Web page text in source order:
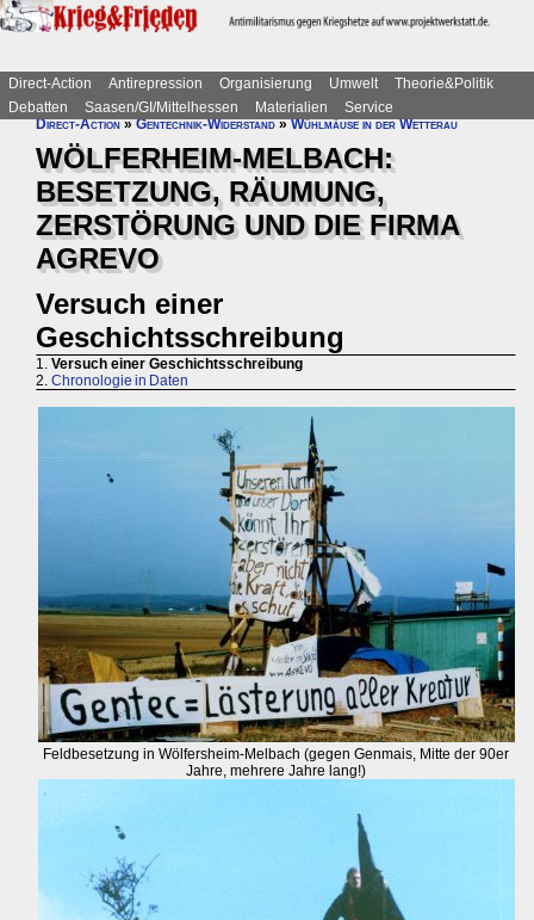
Direct-Action Antirepression Organisierung Umwelt
Theorie&Politik
Debatten
Saasen/GI/Mittelhessen Materialien
Service
Direct-Action»Gentechnik-Widerstand»Wühlmäuse in der Wetterau
WÖLFERHEIM-MELBACH:
BESETZUNG, RÄUMUNG,
ZERSTÖRUNG UND DIE FIRMA
AGREVO
Versuch einer
Geschichtsschreibung
1. Versuch einer Geschichtsschreibung
2. Chronologie in Daten
Feldbesetzung in Wölfersheim-Melbach (gegen Genmais, Mitte der 90er
Jahre, mehrere Jahre lang!)